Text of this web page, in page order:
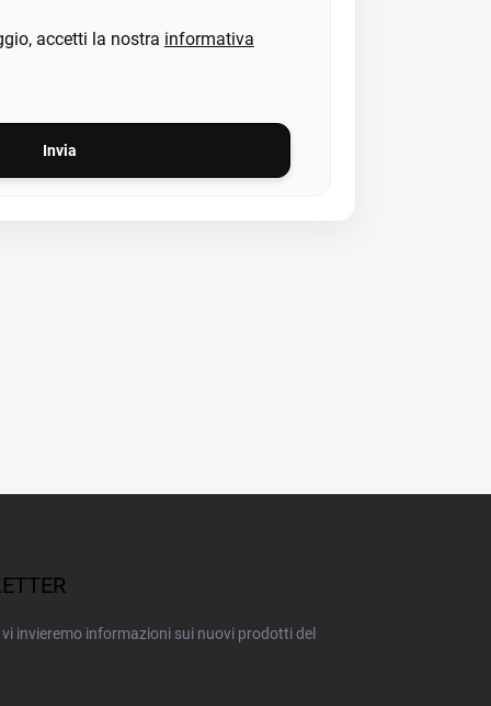
accetti la nostra informativa
Invia
invieremo informazioni sui nuovi prodotti del